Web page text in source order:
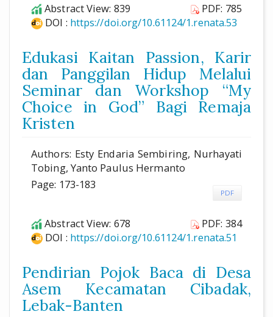
Abstract View: 839
PDF: 785
DOI : https://doi.org/10.61124/1.renata.53
Edukasi Kaitan Passion, Karir
dan Panggilan Hidup Melalui
Seminar dan Workshop “My
Choice in God” Bagi Remaja
Kristen
Authors: Esty Endaria Sembiring, Nurhayati
Tobing, Yanto Paulus Hermanto
Page: 173-183
PDF
Abstract View: 678
PDF: 384
DOI : https://doi.org/10.61124/1.renata.51
Pendirian Pojok Baca di Desa
Asem Kecamatan Cibadak,
Lebak-Banten